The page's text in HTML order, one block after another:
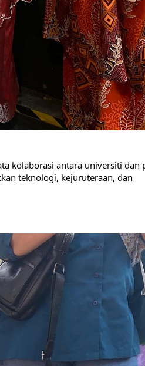
kolaborasi antara universiti dan
teknologi, kejuruteraan, dan